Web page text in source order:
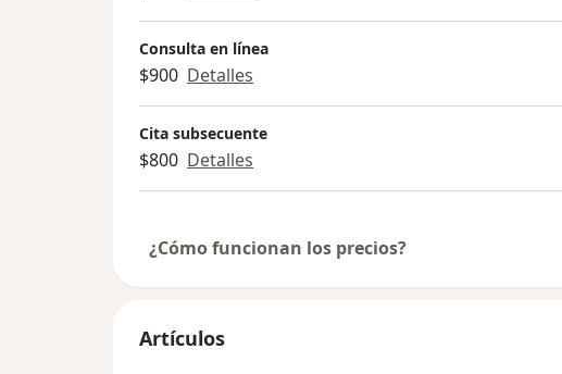
Consulta en línea
$900 Detalles
Cita subsecuente
$800 Detalles
¿Cómo funcionan los precios?
Artículos